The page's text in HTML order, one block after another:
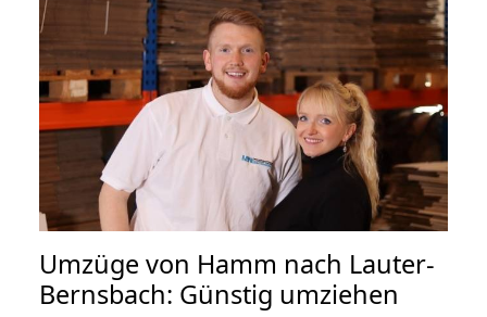
Umzüge von Hamm nach Lauter-
Bernsbach: Günstig umziehen